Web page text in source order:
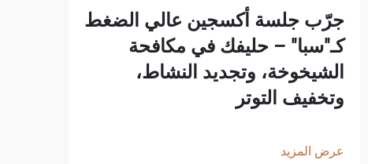
جرّب جلسة أكسجين عالي الضغط
كـ"سبا" – حليفك في مكافحة
الشيخوخة، وتجديد النشاط،
وتخفيف التوتر
عرض المزيد